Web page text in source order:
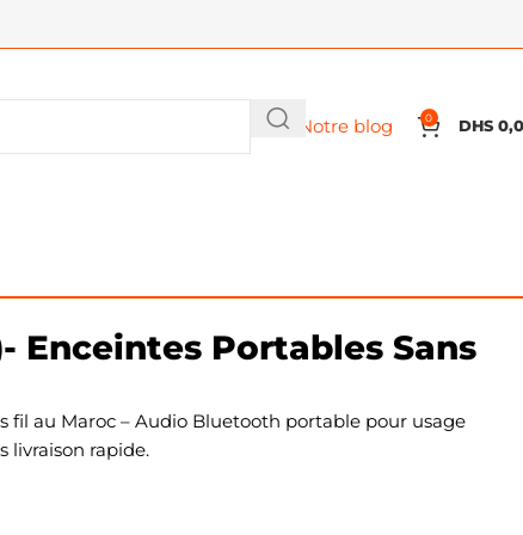
Notre blog 0 DHS
Enceintes Portables Sans
fil au Maroc – Audio Bluetooth portable pour usage
livraison rapide.